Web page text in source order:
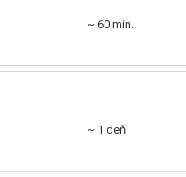
~ 60 min.
~ 1 deň